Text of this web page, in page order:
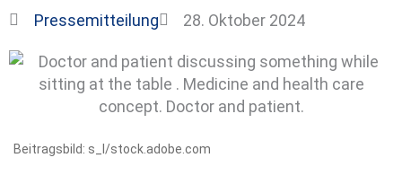
Pressemitteilung 28. Oktober 2024
Beitragsbild: s_l/stock.adobe.com